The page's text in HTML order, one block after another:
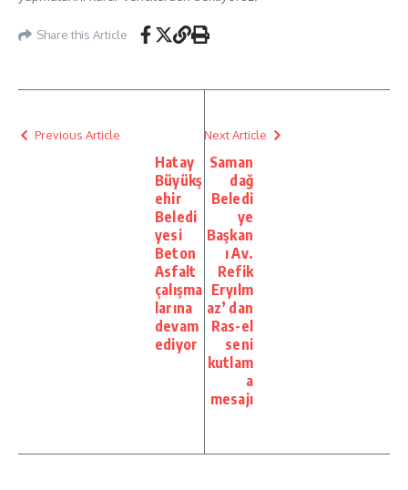
Share this Article
Previous Article
Hatay
Büyükş
ehir
Beledi
yesi
Beton
Asfalt
çalışma
larına
devam
ediyor
Next Article
Saman
dağ
Beledi
ye
Başkan
ı Av.
Refik
Eryılm
az’ dan
Ras-el
seni
kutlam
a
mesajı